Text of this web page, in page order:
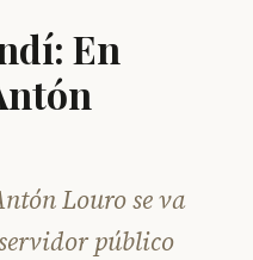
En
Louro se va
público